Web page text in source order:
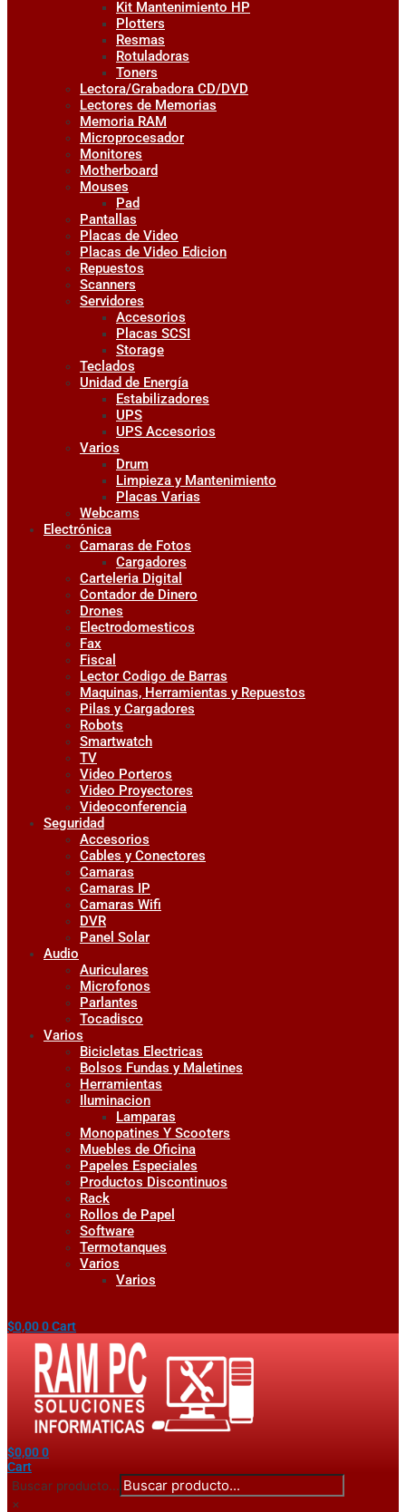
Kit Mantenimiento HP
Plotters
Resmas
Rotuladoras
Toners
Lectora/Grabadora CD/DVD
Lectores de Memorias
Memoria RAM
Microprocesador
Monitores
Motherboard
Mouses
Pad
Pantallas
Placas de Video
Placas de Video Edicion
Repuestos
Scanners
Servidores
Accesorios
Placas SCSI
Storage
Teclados
Unidad de Energía
Estabilizadores
UPS
UPS Accesorios
Varios
Drum
Limpieza y Mantenimiento
Placas Varias
Webcams
Electrónica
Camaras de Fotos
Cargadores
Carteleria Digital
Contador de Dinero
Drones
Electrodomesticos
Fax
Fiscal
Lector Codigo de Barras
Maquinas, Herramientas y Repuestos
Pilas y Cargadores
Robots
Smartwatch
TV
Video Porteros
Video Proyectores
Videoconferencia
Seguridad
Accesorios
Cables y Conectores
Camaras
Camaras IP
Camaras Wifi
DVR
Panel Solar
Audio
Auriculares
Microfonos
Parlantes
Tocadisco
Varios
Bicicletas Electricas
Bolsos Fundas y Maletines
Herramientas
Iluminacion
Lamparas
Monopatines Y Scooters
Muebles de Oficina
Papeles Especiales
Productos Discontinuos
Rack
Rollos de Papel
Software
Termotanques
Varios
Varios
$0,000Cart
$0,000
Cart
Buscar producto...
×